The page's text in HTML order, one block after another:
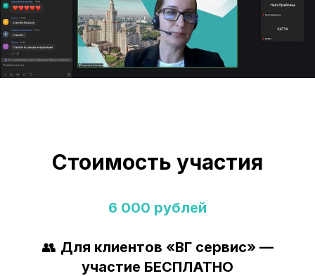
Стоимость участия
6 000 рублей
👥 Для клиентов «ВГ сервис» —
участие БЕСПЛАТНО